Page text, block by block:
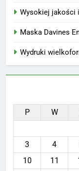
Wysokiej jakości
Maska Davines
Wydruki
P W
3
4
10
11